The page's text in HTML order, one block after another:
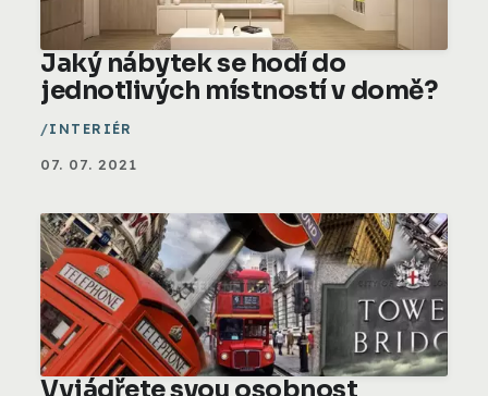
Jaký nábytek se hodí do
jednotlivých místností v domě?
INTERIÉR
07. 07. 2021